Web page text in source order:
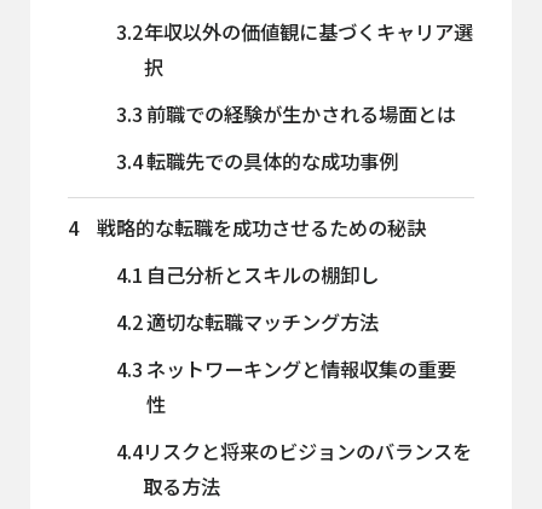
3.2年収以外の価値観に基づくキャリア選
択
3.3 前職での経験が生かされる場面とは
3.4転職先での具体的な成功事例
4
戦略的な転職を成功させるための秘訣
4.1 自己分析とスキルの棚卸し
4.2適切な転職マッチング方法
4.3 ネットワーキングと情報収集の重要
性
4.4リスクと将来のビジョンのバランスを
取る方法